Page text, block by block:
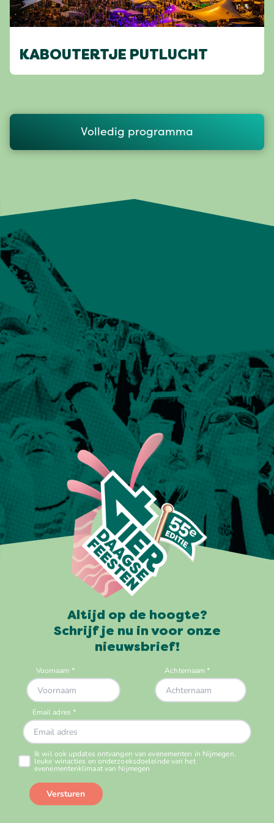
KABOUTERTJE PUTLUCHT
Volledig programma
Altijd op de hoogte?
Schrijf je nu in voor onze
nieuwsbrief!